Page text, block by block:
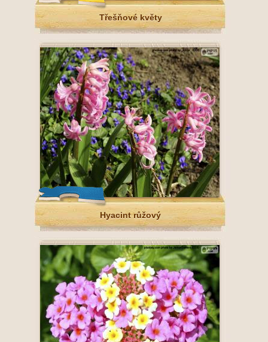
Třešňové květy
Hyacint růžový